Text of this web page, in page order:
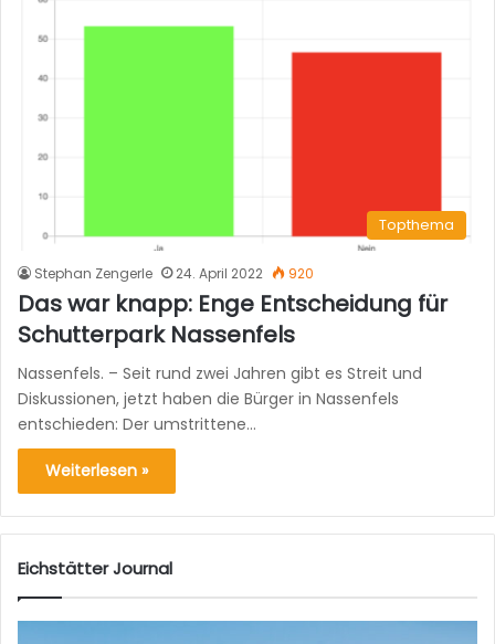
Topthema
Stephan Zengerle 24. April 2022 920
Das war knapp: Enge Entscheidung für
Schutterpark Nassenfels
Nassenfels. – Seit rund zwei Jahren gibt es Streit und
Diskussionen, jetzt haben die Bürger in Nassenfels
entschieden: Der umstrittene…
Weiterlesen »
Eichstätter Journal